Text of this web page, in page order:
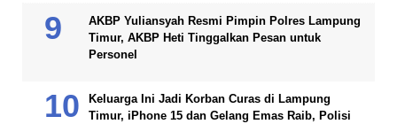
AKBP Yuliansyah Resmi Pimpin Polres Lampung
Timur, AKBP Heti Tinggalkan Pesan untuk
Personel
Keluarga Ini Jadi Korban Curas di Lampung
Timur, iPhone 15 dan Gelang Emas Raib, Polisi